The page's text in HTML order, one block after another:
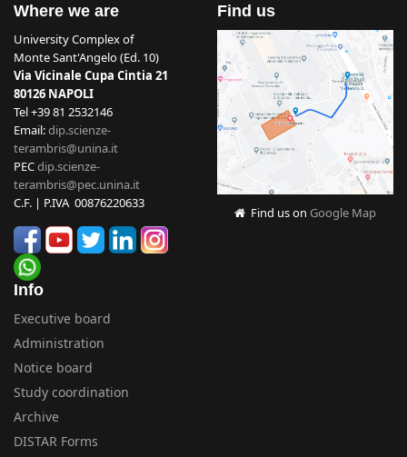
Where we are
University Complex of
Monte Sant'Angelo (Ed. 10)
Via Vicinale Cupa Cintia 21
80126 NAPOLI
Tel +39 81 2532146
Email:dip.scienze-
terambris@unina.it
PECdip.scienze-
terambris@pec.unina.it
C.F. | P.IVA 00876220633
Find us
Find us on Google Map
Info
Executive board
Administration
Notice board
Study coordination
Archive
DISTAR Forms